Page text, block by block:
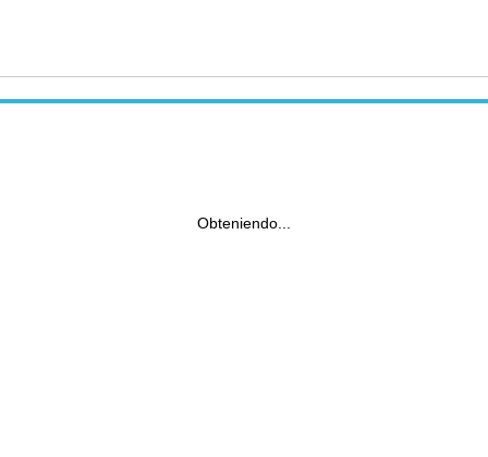
Obteniendo...